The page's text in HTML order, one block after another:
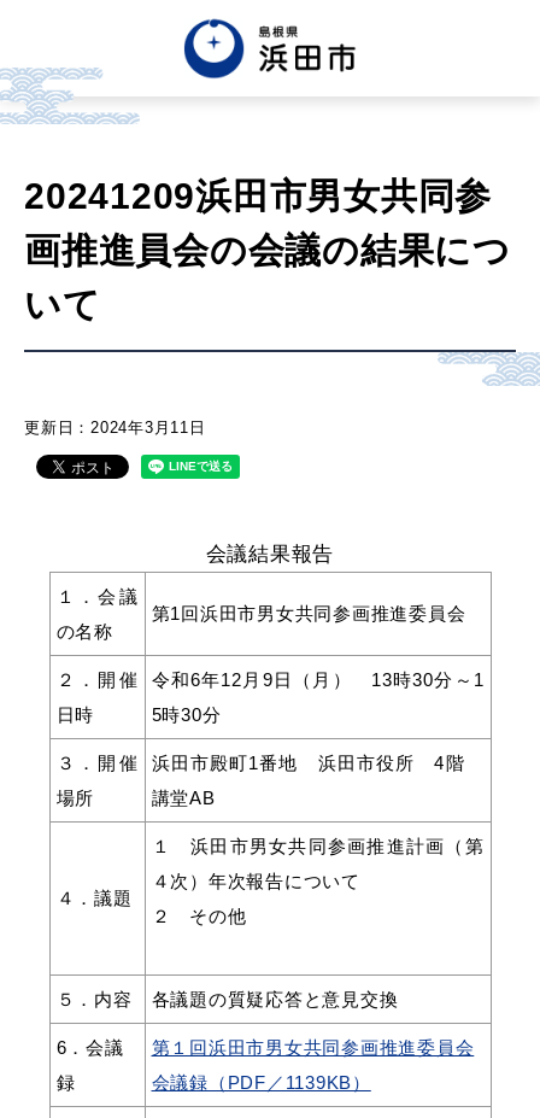
한글 Tiếng việt Tagalog
市政情報
健康・福祉・子育て
産業・ビジネス
教育・文化・スポーツ
移住・定住（はまだぐらし）
観光・飲食
場面から探す
妊娠・出産 子育て
20241209浜田市男女共同参
画推進員会の会議の結果につ
いて
更新日：2024年3月11日
会議結果報告
１．会議
の名称
第1回浜田市男女共同参画推進委員会
２．開催
日時
令和6年12月9日（月） 13時30分～1
5時30分
３．開催
場所
浜田市殿町1番地 浜田市役所 4階
講堂AB
４．議題
１ 浜田市男女共同参画推進計画（第
４次）年次報告について
２ その他
５．内容 各議題の質疑応答と意見交換
6．会議
録
第１回浜田市男女共同参画推進委員会
会議録（PDF／1139KB）